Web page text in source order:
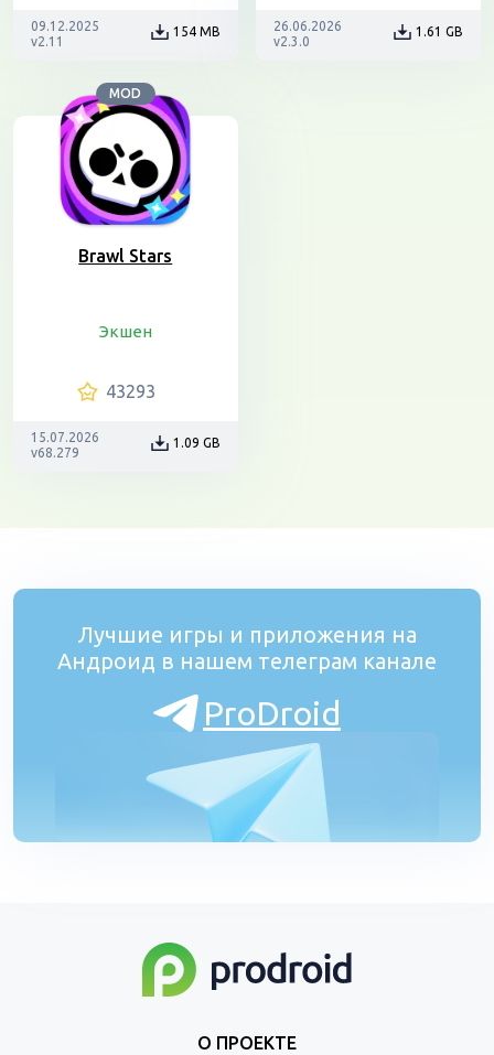
09.12.2025
v2.11
154 MB
26.06.2026
v2.3.0
1.61 GB
MOD
Brawl Stars
Экшен
43293
15.07.2026
v68.279
1.09 GB
Лучшие игры и приложения на
Андроид в нашем телеграм канале
ProDroid
О ПРОЕКТЕ